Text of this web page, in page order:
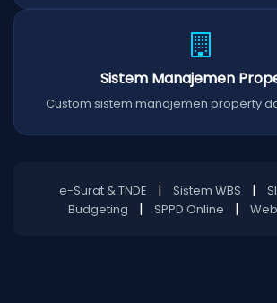
Sistem Manajemen
Custom sistem manajemen property
e-Surat & TNDE | Sistem WBS |
Budgeting
| SPPD Online |